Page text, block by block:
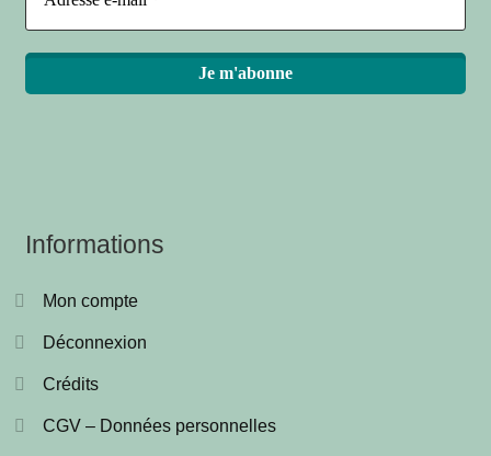
Informations
Mon compte
Déconnexion
Crédits
CGV – Données personnelles